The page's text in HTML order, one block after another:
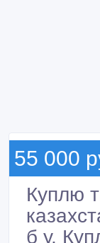
55 000
Куплю
б у,